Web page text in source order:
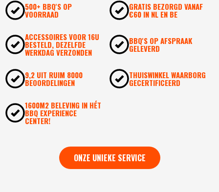
500+ BBQ'S OP
VOORRAAD
GRATIS BEZORGD VANAF
€60 IN NL EN BE
ACCESSOIRES VOOR 16U
BESTELD, DEZELFDE
WERKDAG VERZONDEN
BBQ'S OP AFSPRAAK
GELEVERD
9,2 UIT RUIM 8000
BEOORDELINGEN
THUISWINKEL WAARBORG
GECERTIFICEERD
1600M2 BELEVING IN HÉT
BBQ EXPERIENCE
CENTER!
ONZE UNIEKE SERVICE